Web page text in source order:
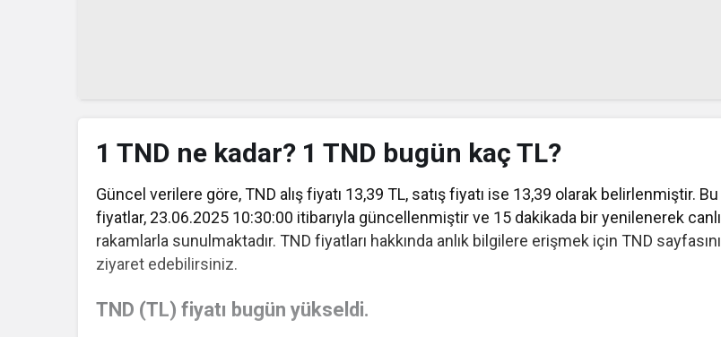
1 TND ne kadar? 1 TND bugün kaç TL?
Güncel verilere göre, TND alış fiyatı 13,39 TL, satış fiyatı ise 13,39 olarak belirlenmiştir. Bu
fiyatlar, 23.06.2025 10:30:00 itibarıyla güncellenmiştir ve 15 dakikada bir yenilenerek canlı
rakamlarla sunulmaktadır. TND fiyatları hakkında anlık bilgilere erişmek için TND sayfasını
ziyaret edebilirsiniz.
TND (TL) fiyatı bugün yükseldi.